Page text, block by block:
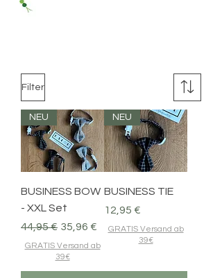
Filter
NEU
BUSINESS BOW
- XXL Set
Standardpreis
44,95 € Sale-Preis
35,96 €
GRATIS Versand ab
39€
NEU
BUSINESS TIE
Preis
12,95 €
GRATIS Versand ab
39€